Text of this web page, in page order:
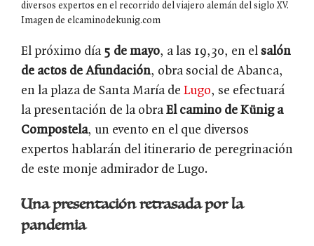
diversos expertos en el recorrido del viajero alemán del siglo XV.
Imagen de elcaminodekunig.com
El próximo día 5 de mayo, a las 19,30, en el salón
de actos de Afundación, obra social de Abanca,
en la plaza de Santa María de Lugo, se efectuará
la presentación de la obra El camino de Künig a
Compostela, un evento en el que diversos
expertos hablarán del itinerario de peregrinación
de este monje admirador de Lugo.
Una presentación retrasada por la
pandemia